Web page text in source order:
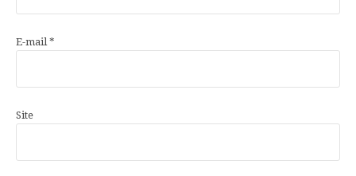
E-mail *
Site